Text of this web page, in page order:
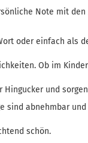
Note mit
oder einfach als
Ob im
und
sind abnehmbar
schön.